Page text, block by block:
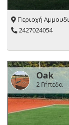
Περιοχή
2427024054
Oak
2 Γήπεδα